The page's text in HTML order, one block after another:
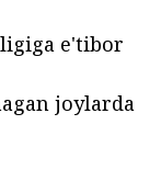
e'tibor
joylarda